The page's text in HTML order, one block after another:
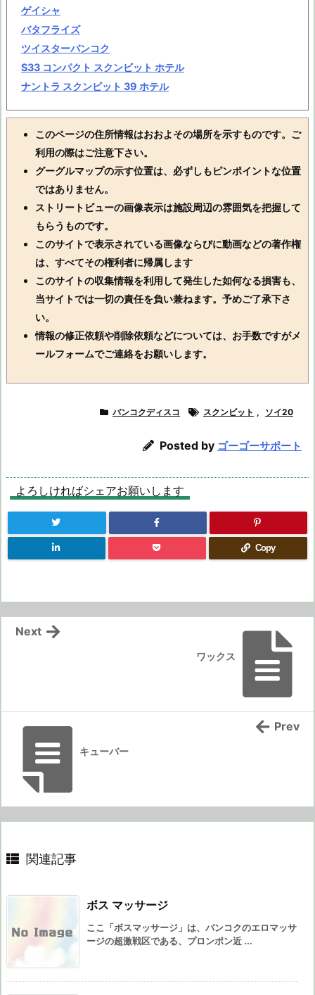
ゲイシャ
バタフライズ
ツイスターバンコク
S33 コンパクト スクンビット ホテル
ナントラ スクンビット 39 ホテル
このページの住所情報はおおよその場所を示すものです。ご
利用の際はご注意下さい。
グーグルマップの示す位置は、必ずしもピンポイントな位置
ではありません。
ストリートビューの画像表示は施設周辺の雰囲気を把握して
もらうものです。
このサイトで表示されている画像ならびに動画などの著作権
は、すべてその権利者に帰属します
このサイトの収集情報を利用して発生した如何なる損害も、
当サイトでは一切の責任を負い兼ねます。予めご了承下さ
い。
情報の修正依頼や削除依頼などについては、お手数ですがメ
ールフォームでご連絡をお願いします。
バンコクディスコ スクンビット , ソイ20
Posted by ゴーゴーサポート
よろしければシェアお願いします
Copy
ワックス
Next
キューバー
Prev
関連記事
ボス マッサージ
ここ「ボスマッサージ」は、バンコクのエロマッサ
ージの超激戦区である、プロンポン近 ...